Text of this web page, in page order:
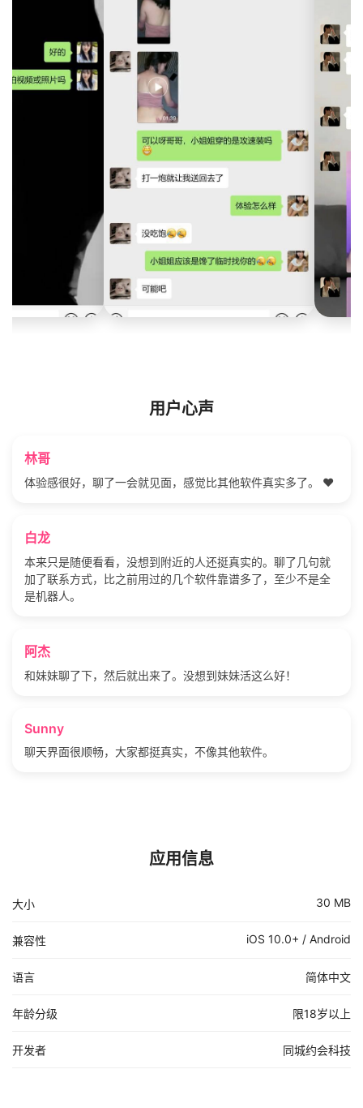
用户心声
林哥
体验感很好，聊了一会就见面，感觉比其他软件真实多了。 ❤️
白龙
本来只是随便看看，没想到附近的人还挺真实的。聊了几句就
加了联系方式，比之前用过的几个软件靠谱多了，至少不是全
是机器人。
阿杰
和妹妹聊了下，然后就出来了。没想到妹妹活这么好！
Sunny
聊天界面很顺畅，大家都挺真实，不像其他软件。
应用信息
大小 30 MB
兼容性 iOS 10.0+ / Android
语言 简体中文
年龄分级 限18岁以上
开发者 同城约会科技